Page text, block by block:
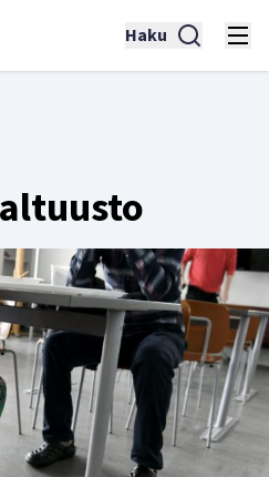
Haku